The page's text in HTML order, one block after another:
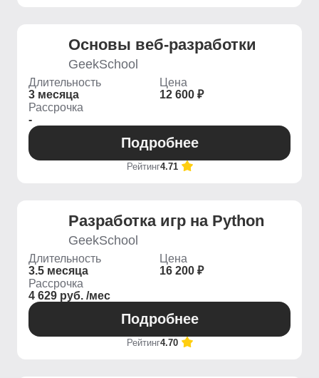
Основы веб-разработки
GeekSchool
Длительность
3 месяца
Цена
12 600 ₽
Рассрочка
-
Подробнее
Рейтинг4.71
Разработка игр на Python
GeekSchool
Длительность
3.5 месяца
Цена
16 200 ₽
Рассрочка
4 629 руб. /мес
Подробнее
Рейтинг4.70